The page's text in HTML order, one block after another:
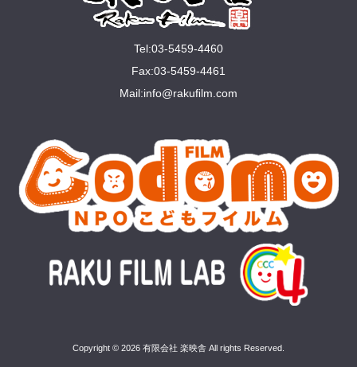
Tel:03-5459-4460
Fax:03-5459-4461
Mail:info@rakuﬁlm.com
Copyright © 2026 有限会社 楽映舎 All rights Reserved.